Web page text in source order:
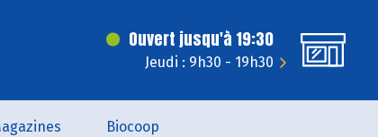
Ouvert jusqu'à 19:30
Jeudi : 9h30 - 19h30
Biocoop